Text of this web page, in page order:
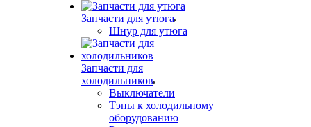
Запчасти для утюга
Шнур для утюга
Запчасти для
холодильников
Выключатели
Тэны к холодильному
оборудованию